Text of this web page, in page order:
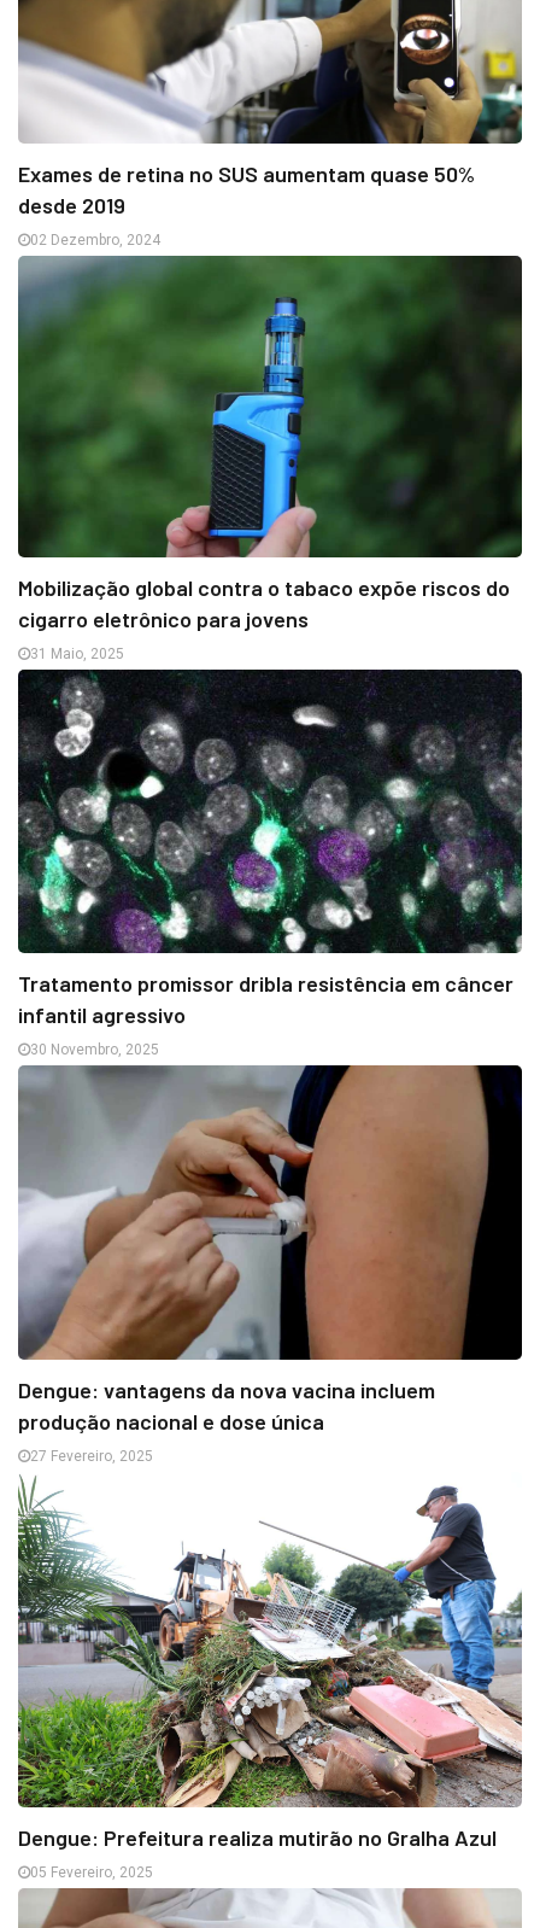
Exames de retina no SUS aumentam quase 50%
desde 2019
02 Dezembro, 2024
Mobilização global contra o tabaco expõe riscos do
cigarro eletrônico para jovens
31 Maio, 2025
Tratamento promissor dribla resistência em câncer
infantil agressivo
30 Novembro, 2025
Dengue: vantagens da nova vacina incluem
produção nacional e dose única
27 Fevereiro, 2025
Dengue: Prefeitura realiza mutirão no Gralha Azul
05 Fevereiro, 2025